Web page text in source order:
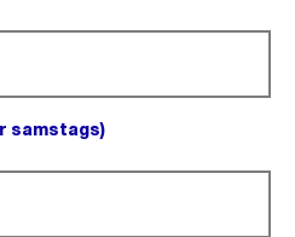
samstags)